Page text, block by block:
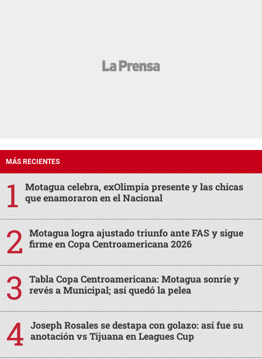
MÁS RECIENTES
Motagua celebra, exOlimpia presente y las chicas
que enamoraron en el Nacional
Motagua logra ajustado triunfo ante FAS y sigue
firme en Copa Centroamericana 2026
Tabla Copa Centroamericana: Motagua sonríe y
revés a Municipal; así quedó la pelea
Joseph Rosales se destapa con golazo: así fue su
anotación vs Tijuana en Leagues Cup